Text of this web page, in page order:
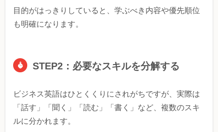
目的がはっきりしていると、学ぶべき内容や優先順位
も明確になります。
STEP2：必要なスキルを分解する
ビジネス英語はひとくくりにされがちですが、実際は
「話す」「聞く」「読む」「書く」など、複数のスキ
ルに分かれます。